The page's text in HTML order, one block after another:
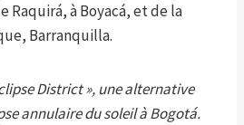
Raquirá, à Boyacá, et de la
Barranquilla.
District », une alternative
annulaire du soleil à Bogotá.